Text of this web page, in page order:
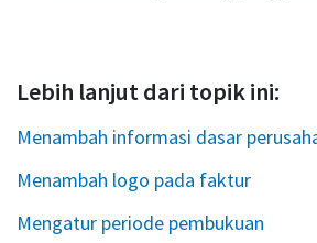
Lebih lanjut dari topik ini:
Menambah informasi dasar
Menambah logo pada faktur
Mengatur periode pembukuan